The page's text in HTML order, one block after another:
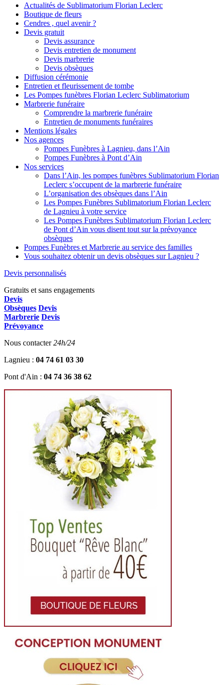
Actualités de Sublimatorium Florian Leclerc
Boutique de fleurs
Cendres , quel avenir ?
Devis gratuit
Devis assurance
Devis entretien de monument
Devis marbrerie
Devis obsèques
Diffusion cérémonie
Entretien et fleurissement de tombe
Les Pompes funèbres Florian Leclerc Sublimatorium
Marbrerie funéraire
Comprendre la marbrerie funéraire
Entretien de monuments funéraires
Mentions légales
Nos agences
Pompes Funèbres à Lagnieu, dans l’Ain
Pompes Funèbres à Pont d’Ain
Nos services
Dans l’Ain, les pompes funèbres Sublimatorium Florian
Leclerc s’occupent de la marbrerie funéraire
L’organisation des obsèques dans l’Ain
Les Pompes Funèbres Sublimatorium Florian Leclerc
de Lagnieu à votre service
Les Pompes Funèbres Sublimatorium Florian Leclerc
de Pont d’Ain vous disent tout sur la prévoyance
obsèques
Pompes Funèbres et Marbrerie au service des familles
Vous souhaitez obtenir un devis obsèques sur Lagnieu ?
Devis personnalisés
Gratuits et sans engagements
Devis
Obsèques Devis
Marbrerie Devis
Prévoyance
Nous contacter24h/24
Lagnieu : 04 74 61 03 30
Pont d'Ain : 04 74 36 38 62